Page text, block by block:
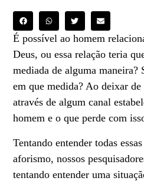
É possível ao homem
Deus, ou essa relação teria
mediada de alguma maneira?
em que medida? Ao deixar
através de algum canal
homem e o que perde com
Tentando entender todas
aforismo, nossos
tentando entender uma